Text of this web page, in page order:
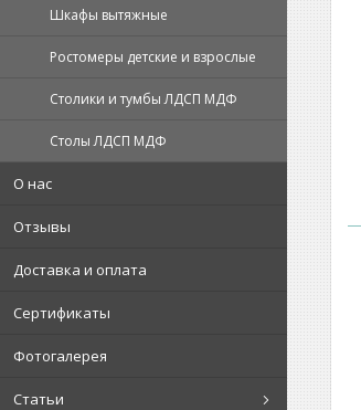
Шкафы вытяжные
Ростомеры детские и взрослые
Столики и тумбы ЛДСП МДФ
Столы ЛДСП МДФ
О нас
Отзывы
Доставка и оплата
Сертификаты
Фотогалерея
Статьи